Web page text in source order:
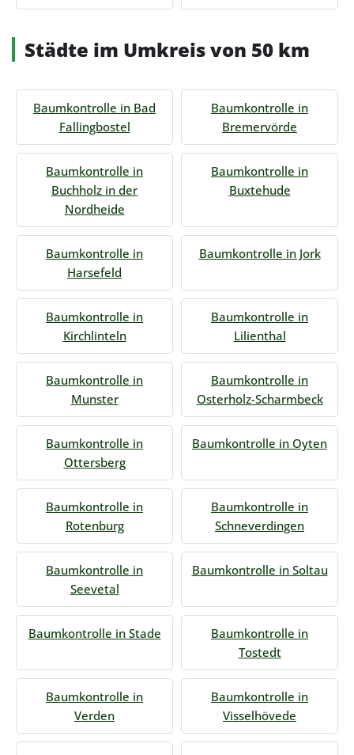
Städte im Umkreis von 50 km
Baumkontrolle in Bad
Fallingbostel
Baumkontrolle in
Bremervörde
Baumkontrolle in
Buchholz in der
Nordheide
Baumkontrolle in
Buxtehude
Baumkontrolle in
Harsefeld
Baumkontrolle in Jork
Baumkontrolle in
Kirchlinteln
Baumkontrolle in
Lilienthal
Baumkontrolle in
Munster
Baumkontrolle in
Osterholz-Scharmbeck
Baumkontrolle in
Ottersberg
Baumkontrolle in Oyten
Baumkontrolle in
Rotenburg
Baumkontrolle in
Schneverdingen
Baumkontrolle in
Seevetal
Baumkontrolle in Soltau
Baumkontrolle in Stade
Baumkontrolle in
Tostedt
Baumkontrolle in
Verden
Baumkontrolle in
Visselhövede